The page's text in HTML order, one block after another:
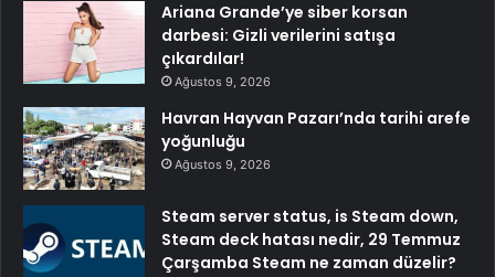
Ariana Grande’ye siber korsan
darbesi: Gizli verilerini satışa
çıkardılar!
Ağustos 9, 2026
Havran Hayvan Pazarı’nda tarihi arefe
yoğunluğu
Ağustos 9, 2026
Steam server status, is Steam down,
Steam deck hatası nedir, 29 Temmuz
Çarşamba Steam ne zaman düzelir?